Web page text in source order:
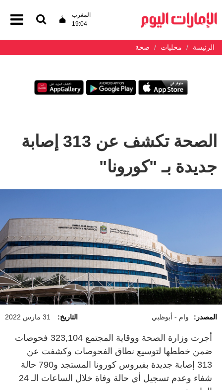
المغرب
19:04
الرئيسة محليات صحة
الصحة تكشف عن 313 إصابة
جديدة بـ "كورونا"
المصدر: وام - أبوظبي التاريخ: 31 مارس 2022
أجرت وزارة الصحة ووقاية المجتمع 323,104 فحوصات
ضمن خططها لتوسيع نطاق الفحوصات وكشفت عن
313 إصابة جديدة بفيروس كورونا المستجد و790 حالة
شفاء وعدم تسجيل أي حالة وفاة خلال الساعات الـ 24